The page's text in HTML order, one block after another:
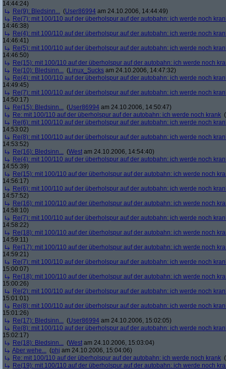
14:44:24)
Re(9): Bledsinn... (User86994 am 24.10.2006, 14:44:49)
Re(7): mit 100/110 auf der überholspur auf der autobahn: ich werde noch
14:46:38)
Re(4): mit 100/110 auf der überholspur auf der autobahn: ich werde noch
14:46:41)
Re(5): mit 100/110 auf der überholspur auf der autobahn: ich werde noch
14:46:50)
Re(15): mit 100/110 auf der überholspur auf der autobahn: ich werde noch
Re(10): Bledsinn... (Linux_Sucks am 24.10.2006, 14:47:32)
Re(4): mit 100/110 auf der überholspur auf der autobahn: ich werde noch
14:49:45)
Re(7): mit 100/110 auf der überholspur auf der autobahn: ich werde noch
14:50:17)
Re(15): Bledsinn... (User86994 am 24.10.2006, 14:50:47)
Re: mit 100/110 auf der überholspur auf der autobahn: ich werde noch krank (
Re(6): mit 100/110 auf der überholspur auf der autobahn: ich werde noch
14:53:02)
Re(8): mit 100/110 auf der überholspur auf der autobahn: ich werde noch
14:53:52)
Re(16): Bledsinn... (West am 24.10.2006, 14:54:40)
Re(4): mit 100/110 auf der überholspur auf der autobahn: ich werde noch
14:55:39)
Re(15): mit 100/110 auf der überholspur auf der autobahn: ich werde noch
14:56:17)
Re(6): mit 100/110 auf der überholspur auf der autobahn: ich werde noch
14:57:52)
Re(16): mit 100/110 auf der überholspur auf der autobahn: ich werde noch
14:58:10)
Re(7): mit 100/110 auf der überholspur auf der autobahn: ich werde noch
14:58:22)
Re(18): mit 100/110 auf der überholspur auf der autobahn: ich werde noch
14:59:11)
Re(17): mit 100/110 auf der überholspur auf der autobahn: ich werde noch
14:59:21)
Re(7): mit 100/110 auf der überholspur auf der autobahn: ich werde noch
15:00:07)
Re(18): mit 100/110 auf der überholspur auf der autobahn: ich werde noch
15:00:26)
Re(2): mit 100/110 auf der überholspur auf der autobahn: ich werde noch
15:01:01)
Re(8): mit 100/110 auf der überholspur auf der autobahn: ich werde noch
15:01:26)
Re(17): Bledsinn... (User86994 am 24.10.2006, 15:02:05)
Re(8): mit 100/110 auf der überholspur auf der autobahn: ich werde noch
15:02:17)
Re(18): Bledsinn... (West am 24.10.2006, 15:03:04)
Aber wehe... (phj am 24.10.2006, 15:04:06)
Re: mit 100/110 auf der überholspur auf der autobahn: ich werde noch krank (
Re(19): mit 100/110 auf der überholspur auf der autobahn: ich werde noch